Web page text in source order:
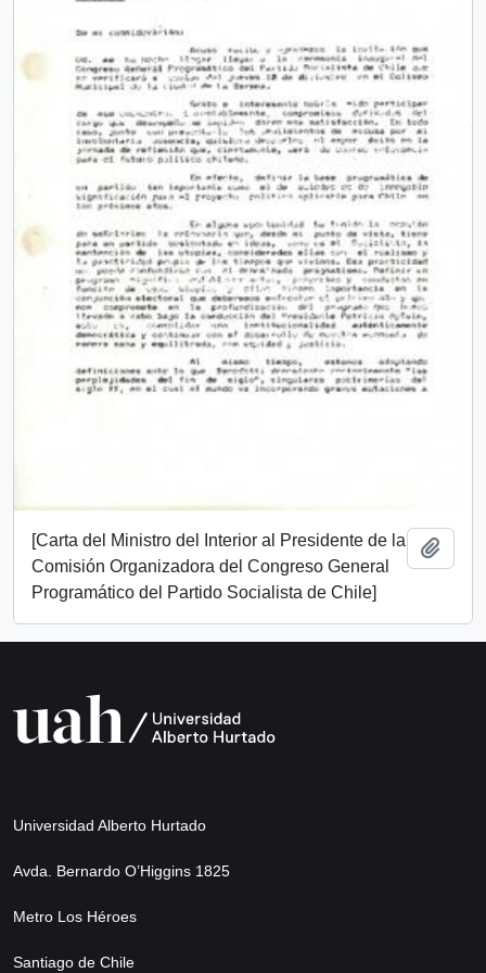
[Carta del Ministro del Interior al Presidente de la
Comisión Organizadora del Congreso General
Programático del Partido Socialista de Chile]
Universidad Alberto Hurtado
Avda. Bernardo O’Higgins 1825
Metro Los Héroes
Santiago de Chile